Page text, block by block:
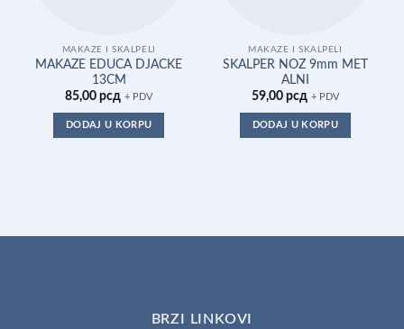
MAKAZE I SKALPELI
MAKAZE EDUCA DJACKE
13CM
85,00рсд + PDV
DODAJ U KORPU
MAKAZE I SKALPELI
SKALPER NOZ 9mm MET
ALNI
59,00 рсд + PDV
DODAJ U KORPU
BRZI LINKOVI